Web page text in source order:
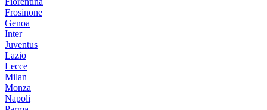
Frosinone
Genoa
Inter
Juventus
Lazio
Lecce
Milan
Monza
Napoli